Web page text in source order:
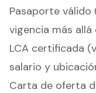
Pasaporte válido
vigencia más
LCA certificada
salario y
Carta de oferta